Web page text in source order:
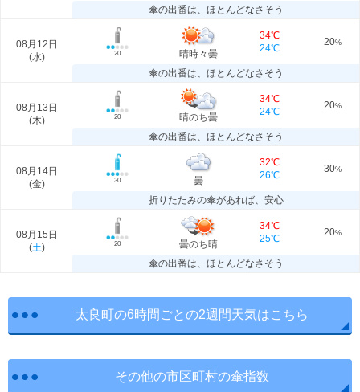
傘の出番は、ほとんどなさそう
08月12日
(水) 20 晴時々曇
34℃
24℃
20%
傘の出番は、ほとんどなさそう
08月13日
(木) 20 晴のち曇
34℃
24℃
20%
傘の出番は、ほとんどなさそう
08月14日
(金) 30 曇
32℃
26℃
30%
折りたたみの傘があれば、安心
08月15日
(土) 20 曇のち晴
34℃
25℃
20%
傘の出番は、ほとんどなさそう
太良町の6時間ごとの2週間天気はこちら
その他の市区町村の傘指数